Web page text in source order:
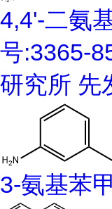
4,4'-二氨
号:3365-
研究所 先
3-氨基苯